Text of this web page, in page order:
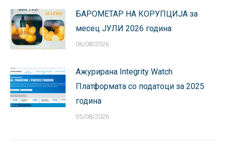
БАРОМЕТАР НА КОРУПЦИЈА за
месец ЈУЛИ 2026 година
06/08/2026
Ажурирана Integrity Watch
Платформата со податоци за 2025
година
05/08/2026